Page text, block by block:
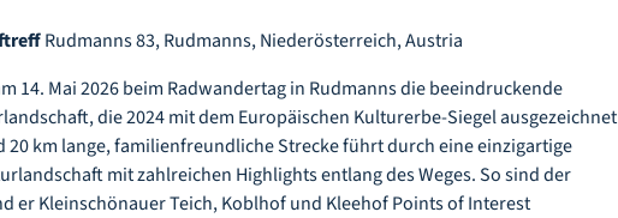
Rudmanns 83, Rudmanns, Niederösterreich, Austria
14. Mai 2026 beim Radwandertag in Rudmanns die beeindruckende
die 2024 mit dem Europäischen Kulturerbe-Siegel ausgezeichnet
20 km lange, familienfreundliche Strecke führt durch eine einzigartige
mit zahlreichen Highlights entlang des Weges. So sind der
er Kleinschönauer Teich, Koblhof und Kleehof Points of Interest